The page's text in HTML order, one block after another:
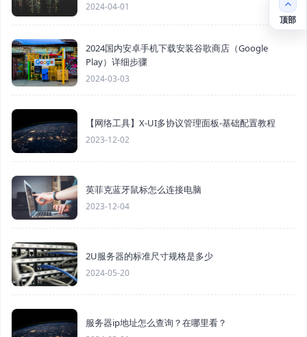
2024-04-01
2024国内安卓手机下载安装谷歌商店（Google
Play）详细步骤
2024-03-03
【网络工具】X-UI多协议管理面板-基础配置教程
2023-12-02
英菲克蓝牙鼠标怎么连接电脑
2023-12-04
2U服务器的标准尺寸规格是多少
2024-05-20
服务器ip地址怎么查询？在哪里看？
顶部